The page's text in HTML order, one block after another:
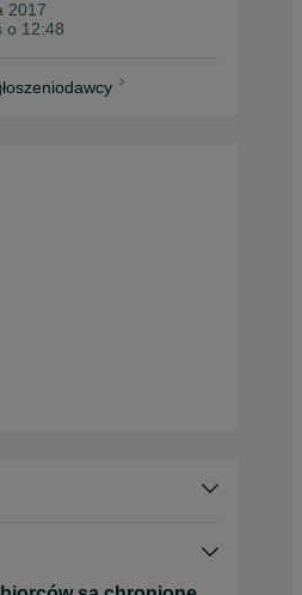
2017
o 12:48